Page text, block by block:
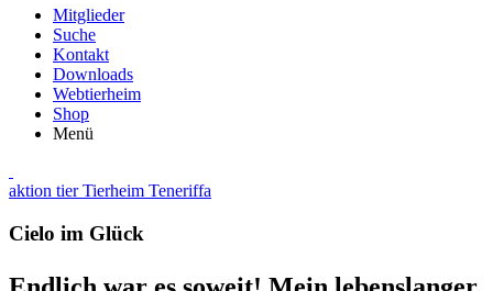
Mitglieder
Suche
Kontakt
Downloads
Webtierheim
Shop
Menü
aktion tier Tierheim Teneriffa
Cielo im Glück